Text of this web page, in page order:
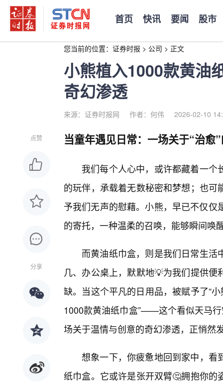
首页 快讯 要闻 股市
您当前的位置： 证券时报 > 公司 > 正文
小熊植入1000款黄油
奇幻渗透
来源：证券时报网 作者：何伟 2026-02-10
点赞
分享
当童年遇见日常：一场关于“治愈
我们每个人心中，或许都藏着一
的玩伴，承载着无数秘密和梦想；也
予我们无声的慰藉。小熊，早已不仅
的寄托，一种温柔的召唤，能够瞬间唤
而黄油纸巾盒，则是我们日常生
几、办公桌上，默默地💡为我们提供
缺。当这个平凡的日用品，被赋予了“
1000款黄油纸巾盒”——这个看似天马行
场关于温情与创意的奇幻渗透，正悄然
想象一下，你疲惫地回到家中，看
纸巾盒。它或许是张开双臂🤔拥抱你